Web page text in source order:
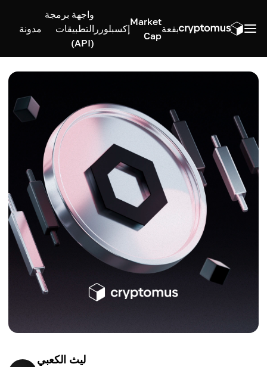
بقعة
Market
Cap
إكسبلورر
واجهة برمجة
التطبيقات
(API)
مدونة
ليث الكعبي